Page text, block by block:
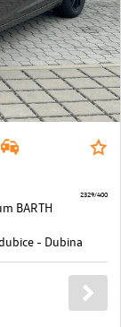
BARTH
- Dubina
2329/400